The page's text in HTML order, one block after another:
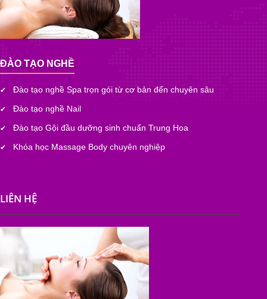
ĐÀO TẠO NGHỀ
✔ Đào tạo nghề Spa trọn gói từ cơ bản đến chuyên sâu
✔ Đào tạo nghề Nail
✔ Đào tạo Gội đầu dưỡng sinh chuẩn Trung Hoa
✔ Khóa học Massage Body chuyên nghiệp
LIÊN HỆ